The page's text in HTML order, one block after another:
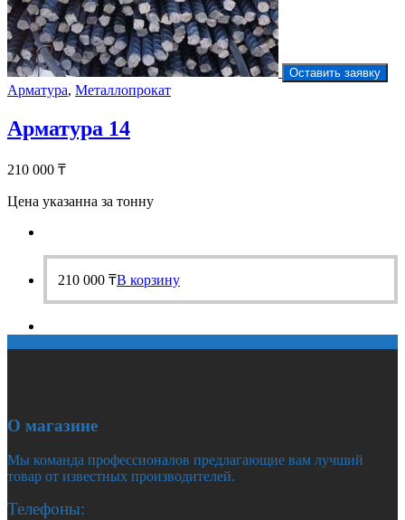
Оставить заявку
Арматура, Металлопрокат
Арматура 14
210 000 ₸
Цена указанна за тонну
210 000 ₸В корзину
О магазине
Мы команда профессионалов предлагающие вам лучший
товар от известных производителей.
Телефоны: